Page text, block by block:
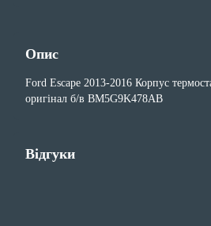
Опис
Ford Escape 2013-2016 Корпус
оригінал б/в BM5G9K478AB
Відгуки